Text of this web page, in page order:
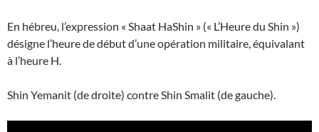
En hébreu, l’expression « Shaat HaShin » (« L’Heure du Shin »)
désigne l’heure de début d’une opération militaire, équivalant
à l’heure H.
Shin Yemanit (de droite) contre Shin Smalit (de gauche).